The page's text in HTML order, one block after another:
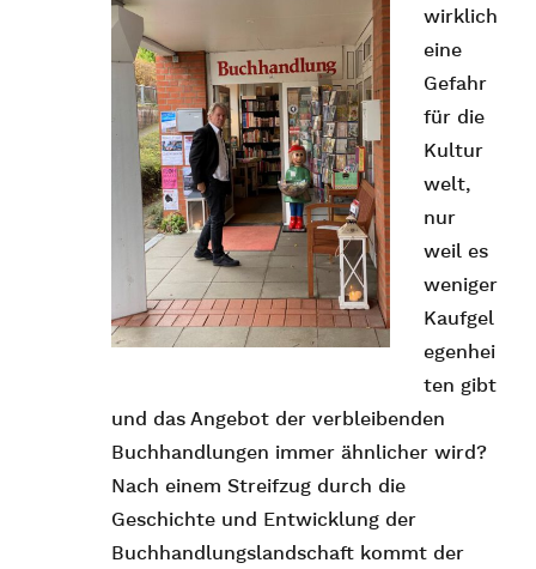
wirklich
eine
Gefahr
für die
Kultur
welt,
nur
weil es
weniger
Kaufgel
egenhei
ten gibt
und das Angebot der verbleibenden
Buchhandlungen immer ähnlicher wird?
Nach einem Streifzug durch die
Geschichte und Entwicklung der
Buchhandlungslandschaft kommt der